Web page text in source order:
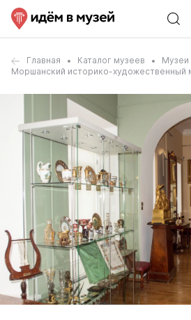
Главная Каталог музеев
Музеи
Моршанский историко-художественный